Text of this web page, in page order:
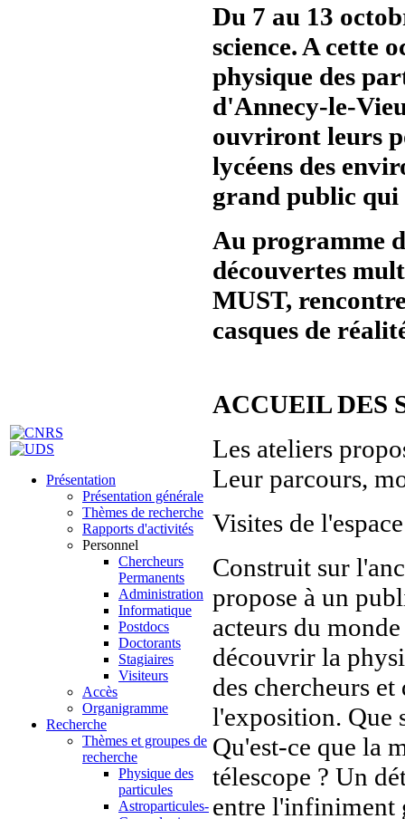
Présentation
Présentation générale
Thèmes de recherche
Rapports d'activités
Personnel
Chercheurs
Permanents
Administration
Informatique
Postdocs
Doctorants
Stagiaires
Visiteurs
Accès
Organigramme
Recherche
Thèmes et groupes de
recherche
Physique des
particules
Astroparticules-
Du 7 au 13
science. A cette
physique des
d'Annecy-le-
ouvriront leurs
lycéens des
grand public qui
Au programme
découvertes
MUST,
casques de
ACCUEIL DES
Les ateliers
Leur parcours,
Visites de
Construit sur
propose à un
acteurs du
découvrir la
des chercheurs
l'exposition. Que
Qu'est-ce que la
télescope ? Un
entre l'infiniment